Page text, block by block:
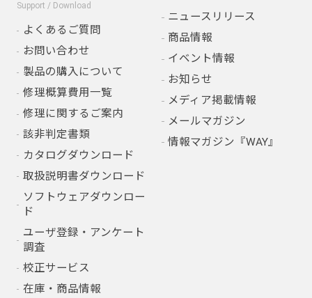
Support / Download
よくあるご質問
お問い合わせ
製品の購入について
修理概算費用一覧
修理に関するご案内
該非判定書類
カタログダウンロード
取扱説明書ダウンロード
ソフトウェアダウンロー
ド
ユーザ登録・アンケート
調査
校正サービス
在庫・商品情報
ニュースリリース
商品情報
イベント情報
お知らせ
メディア掲載情報
メールマガジン
情報マガジン『WAY』